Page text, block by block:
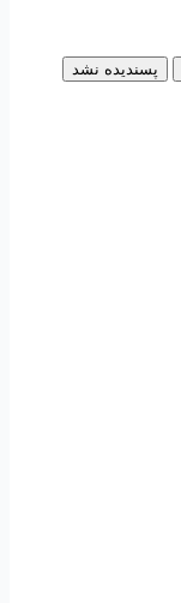
پسندیده نشد